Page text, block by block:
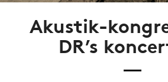
Akustik-
DR’s